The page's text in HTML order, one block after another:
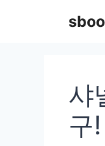
샤
구!